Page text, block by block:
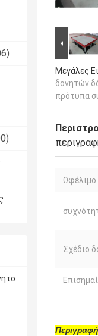
Μεγάλες
δονητών
πρότυπα
Ωφέλιμο
Σχέδιο